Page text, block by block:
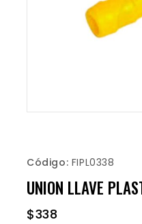
Código: FIPL0338
UNION LLAVE
$338